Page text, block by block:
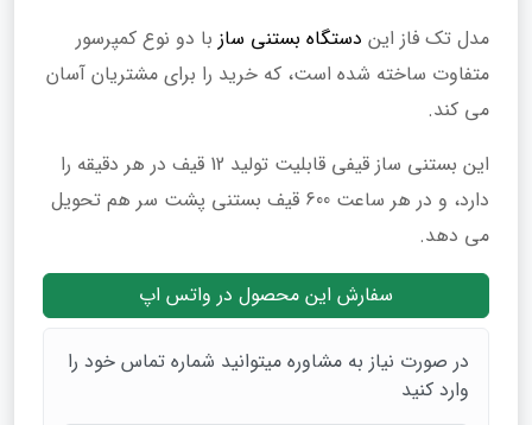
مدل تک فاز این دستگاه بستنی ساز با دو نوع کمپرسور
متفاوت ساخته شده است، که خرید را برای مشتریان آسان
می کند.
این بستنی ساز قیفی قابلیت تولید 12 قیف در هر دقیقه را
دارد، و در هر ساعت 600 قیف بستنی پشت سر هم تحویل
می دهد.
سفارش این محصول در واتس اپ
در صورت نیاز به مشاوره میتوانید شماره تماس خود را
وارد کنید